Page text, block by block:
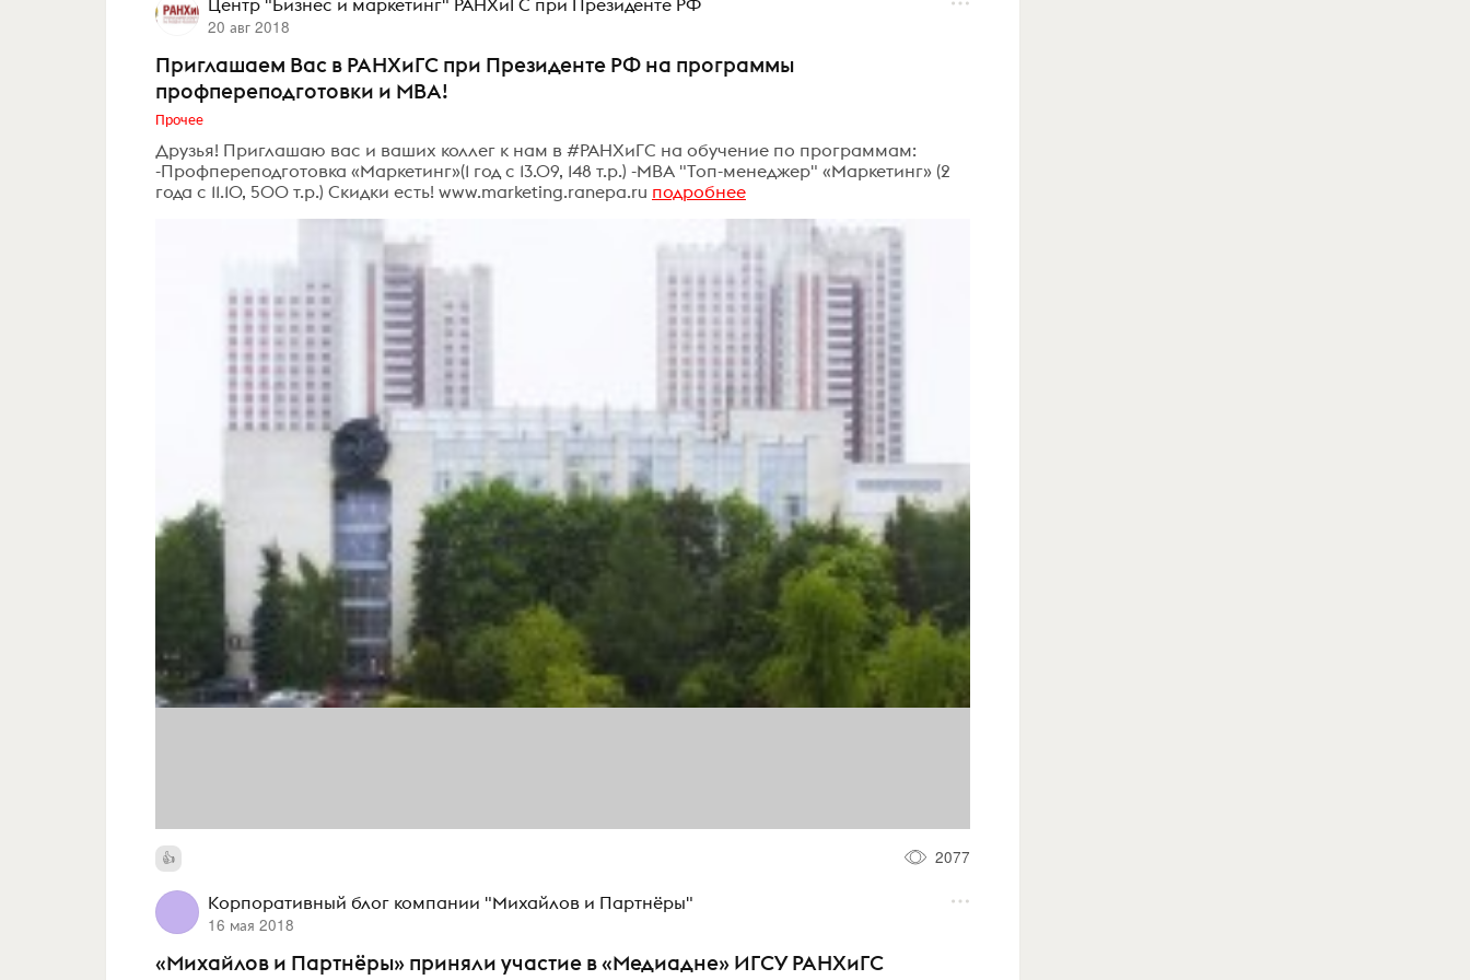
Центр "Бизнес и маркетинг" РАНХиГС при Президенте РФ
20 авг 2018
Приглашаем Вас в РАНХиГС при Президенте РФ на программы
профпереподготовки и МВА!
Прочее
Друзья! Приглашаю вас и ваших коллег к нам в #РАНХиГС на обучение по программам:
-Профпереподготовка «Маркетинг»(1 год с 13.09, 148 т.р.) -МВА "Топ-менеджер" «Маркетинг» (2
года с 11.10, 500 т.р.) Скидки есть! www.marketing.ranepa.ru подробнее
2077
Корпоративный блог компании "Михайлов и Партнёры"
16 мая 2018
«Михайлов и Партнёры» приняли участие в «Медиадне» ИГСУ РАНХиГС